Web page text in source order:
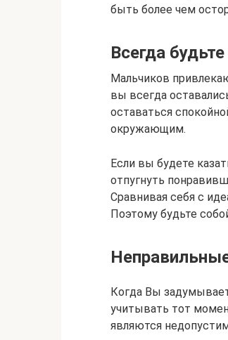
быть более чем
Всегда
Мальчиков
вы всегда
оставаться
окружающим.
Если вы будете
отпугнуть
Сравнивая себя с
Поэтому будьте
Когда Вы
учитывать тот
являются